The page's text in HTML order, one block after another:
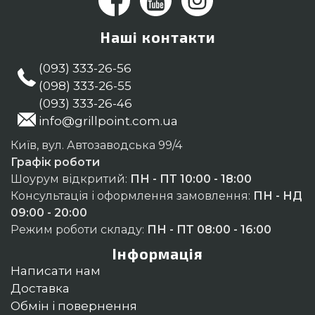
Наші контакти
(093) 333-26-56
(098) 333-26-55
(093) 333-26-46
info@grillpoint.com.ua
Київ, вул. Автозаводська 99/4
Графік роботи
Шоурум відкритий: ПН - ПТ 10:00 - 18:00
Консультація і оформлення замовлення: ПН - НД
09:00 - 20:00
Режим роботи складу: ПН - ПТ 08:00 - 16:00
Інформація
Написати нам
Доставка
Обмін і повернення